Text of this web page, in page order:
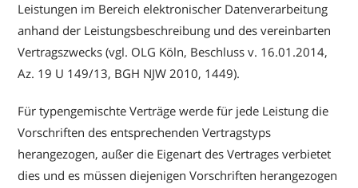
Leistungen im Bereich elektronischer Datenverarbeitung
anhand der Leistungsbeschreibung und des vereinbarten
Vertragszwecks (vgl. OLG Köln, Beschluss v. 16.01.2014,
Az. 19 U 149/13, BGH NJW 2010, 1449).
Für typengemischte Verträge werde für jede Leistung die
Vorschriften des entsprechenden Vertragstyps
herangezogen, außer die Eigenart des Vertrages verbietet
dies und es müssen diejenigen Vorschriften herangezogen